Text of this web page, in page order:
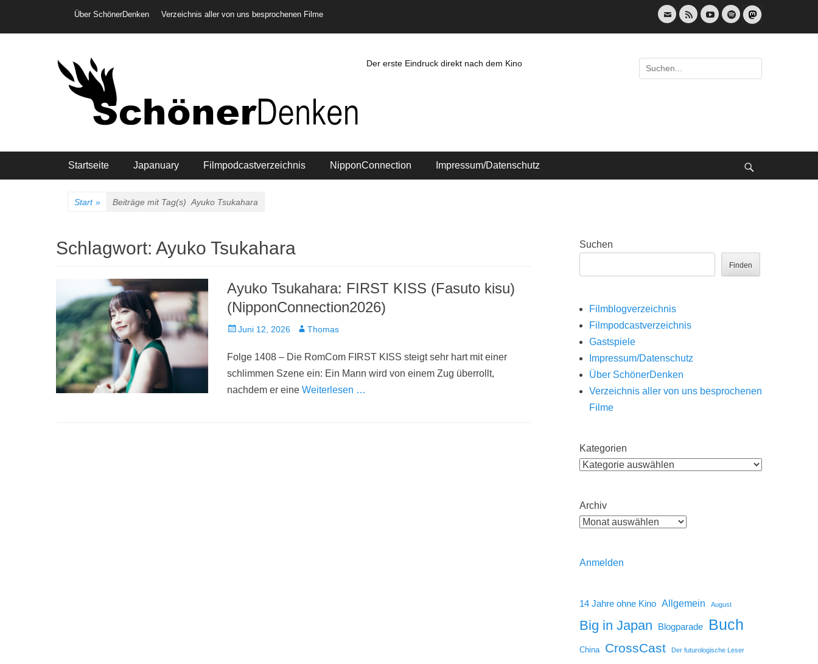
Header-Menü
Über SchönerDenken Verzeichnis aller von uns besprochenen Filme
E-
Mail
Feed YouTubeSpotify
Der erste Eindruck direkt nach dem Kino
Suche
nach:
Hauptmenü
Startseite Japanuary Filmpodcastverzeichnis NipponConnection Impressum/Datenschutz
Start » Beiträge mit Tag(s) Ayuko Tsukahara
Schlagwort: Ayuko Tsukahara
Ayuko Tsukahara: FIRST KISS (Fasuto kisu)
(NipponConnection2026)
Veröffentlicht
Juni 12, 2026 AutorThomas
Folge 1408 – Die RomCom FIRST KISS steigt sehr hart mit einer
schlimmen Szene ein: Ein Mann wird von einem Zug überrollt,
nachdem er eine Weiterlesen …
Suchen
Finden
Filmblogverzeichnis
Filmpodcastverzeichnis
Gastspiele
Impressum/Datenschutz
Über SchönerDenken
Verzeichnis aller von uns besprochenen
Filme
Kategorien
Archiv
Anmelden
14 Jahre ohne Kino Allgemein August
Big in Japan Blogparade Buch
China CrossCast Der futurologische Leser